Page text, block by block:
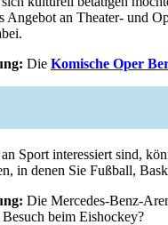
Angebot an Theater- und
Die Komische Oper
Sport interessiert sind,
in denen Sie Fußball,
Die Mercedes-Benz-
beim Eishockey?